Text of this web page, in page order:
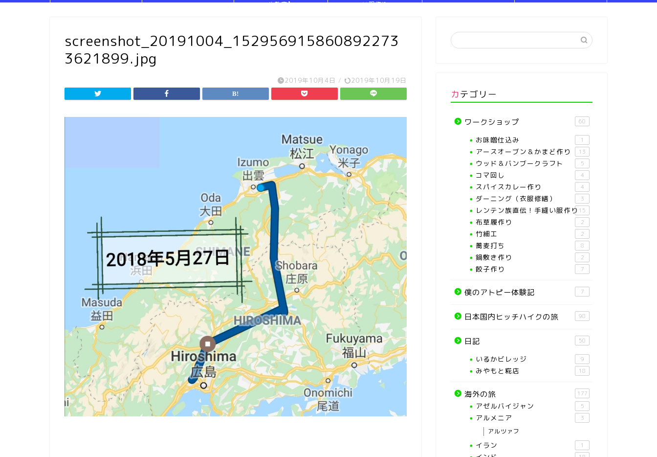
や教室】
い服作り
screenshot_20191004_152956915860892273
3621899.jpg
2019年10月4日 / 2019年10月19日
カテゴリー
ワークショップ 60
お味噌仕込み 1
アースオーブン＆かまど作り 13
ウッド＆バンブークラフト 5
コマ回し 4
スパイスカレー作り 4
ダーニング（衣服修繕） 3
レンテン族直伝！手縫い服作り 15
布草履作り 2
竹細工 2
蕎麦打ち 8
鍋敷き作り 2
餃子作り 7
僕のアトピー体験記 7
日本国内ヒッチハイクの旅 98
日記 50
いるかビレッジ 9
みやもと糀店 18
海外の旅 177
アゼルバイジャン 5
アルメニア 3
アルツァフ
イラン 1